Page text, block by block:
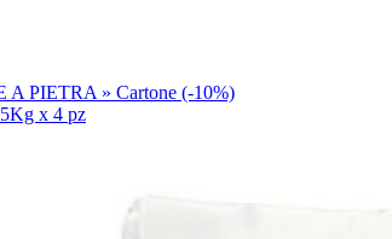
PIETRA » Cartone (-10%)
x 4 pz